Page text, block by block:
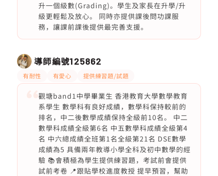
升一個級數(Grading)。學生及家長在升學/升
級更輕鬆及放心。 同時亦提供課後問功課服
務，讓課前課後提供最完善支援。
導師編號125862
有耐性 有愛心 提供練習題/試題
觀塘band1中學畢業生 香港教育大學數學教育
系學生 數學科有良好成績，數學科保持較前的
排名，中二後數學成績保持全級前10名。 中二
數學科成績全級第6名 中五數學科成績全級第4
名 中六總成績全班第1名全級第21名 DSE數學
成績為5 具備兩年教導小學全科及初中數學的經
驗 📚會積極為學生提供練習題，考試前會提供
試前考卷 📍跟貼學校進度教授 提早預習，幫助